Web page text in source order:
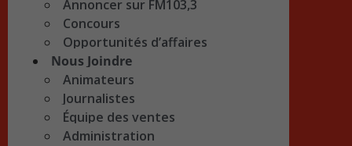
Annoncer sur FM103,3
Concours
Opportunités d’affaires
Nous Joindre
Animateurs
Journalistes
Équipe des ventes
Administration